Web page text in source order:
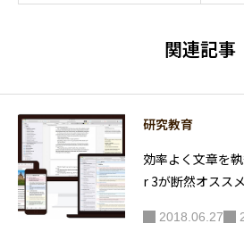
【研究方
法も解説
するよ】
関連記事
研究教育
効率よく文章を
r 3が断然オススメ
2018.06.27